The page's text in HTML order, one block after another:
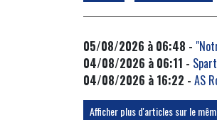
05/08/2026 à 06:48 -
04/08/2026 à 06:11 -
04/08/2026 à 16:22 - AS
Afficher plus d'articles sur le